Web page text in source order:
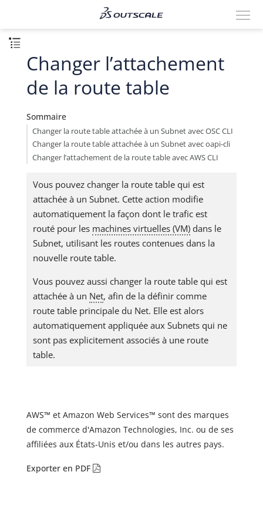
Changer l’attachement
de la route table
Sommaire
Changer la route table attachée à un Subnet avec OSC CLI
Changer la route table attachée à un Subnet avec oapi-cli
Changer l’attachement de la route table avec AWS CLI
Vous pouvez changer la route table qui est
attachée à un Subnet. Cette action modifie
automatiquement la façon dont le trafic est
routé pour les machines virtuelles (VM) dans le
Subnet, utilisant les routes contenues dans la
nouvelle route table.
Vous pouvez aussi changer la route table qui est
attachée à un Net, afin de la définir comme
route table principale du Net. Elle est alors
automatiquement appliquée aux Subnets qui ne
sont pas explicitement associés à une route
table.
AWS™ et Amazon Web Services™ sont des marques
de commerce d'Amazon Technologies, Inc. ou de ses
affiliées aux États-Unis et/ou dans les autres pays.
Exporter en PDF